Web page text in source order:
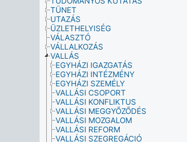
TÜNET
UTAZÁS
ÜZLETHELYISÉG
VÁLASZTÓ
VÁLLALKOZÁS
VALLÁS
EGYHÁZI IGAZGATÁS
EGYHÁZI INTÉZMÉNY
EGYHÁZI SZEMÉLY
VALLÁSI CSOPORT
VALLÁSI KONFLIKTUS
VALLÁSI MEGGYŐZŐDÉS
VALLÁSI MOZGALOM
VALLÁSI REFORM
VALLÁSI SZEGREGÁCIÓ